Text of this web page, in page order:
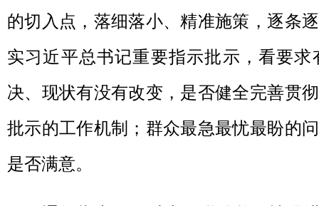
的切入点，落细落小、精准施策，逐条
实习近平总书记重要指示批示，看要
决、现状有没有改变，是否健全完善贯
批示的工作机制；群众最急最忧最盼的
是否满意。